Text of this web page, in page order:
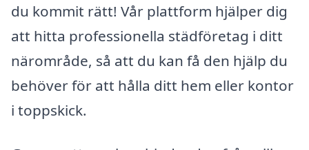
du kommit rätt! Vår plattform hjälper dig
att hitta professionella städföretag i ditt
närområde, så att du kan få den hjälp du
behöver för att hålla ditt hem eller kontor
i toppskick.